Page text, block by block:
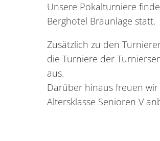
Unsere Pokalturniere
Berghotel Braunlage statt.
Zusätzlich zu den
die Turniere der
aus.
Darüber hinaus freuen
Altersklasse Senioren V